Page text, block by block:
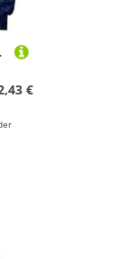
13–15 Jahre(Cheetah,120)
€